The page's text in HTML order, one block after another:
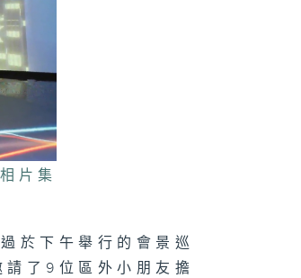
相片集
於下午舉行的會景巡
了9位區外小朋友擔